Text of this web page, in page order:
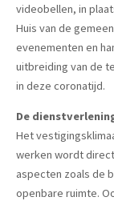
videobellen, in
Huis van de
evenementen en
uitbreiding van de
in deze coronatijd.
De
Het
werken wordt
aspecten zoals de
openbare ruimte.